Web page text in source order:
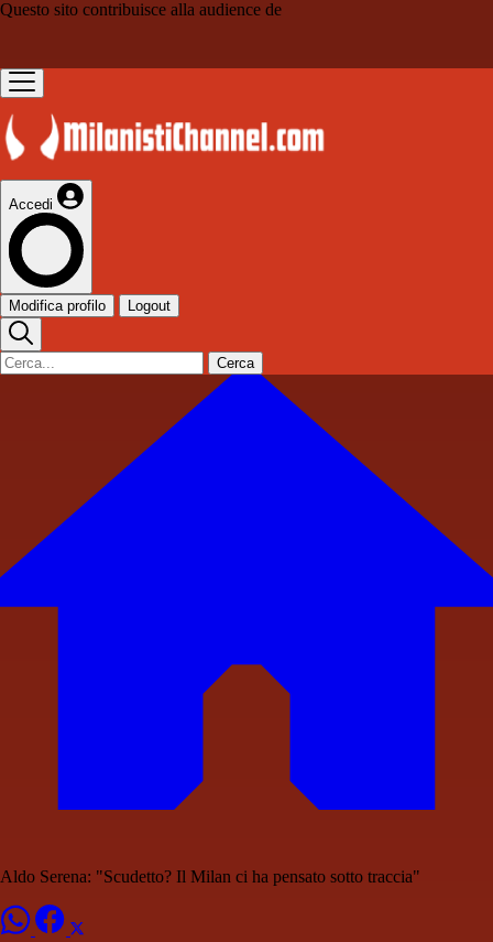
Questo sito contribuisce alla audience de
Accedi
Modifica profilo Logout
Cerca
Aldo Serena: "Scudetto? Il Milan ci ha pensato sotto traccia"